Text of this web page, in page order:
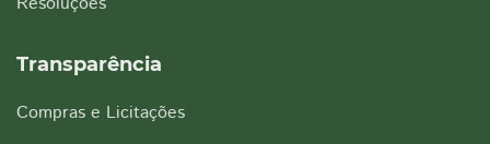
Transparência
Compras e Licitações